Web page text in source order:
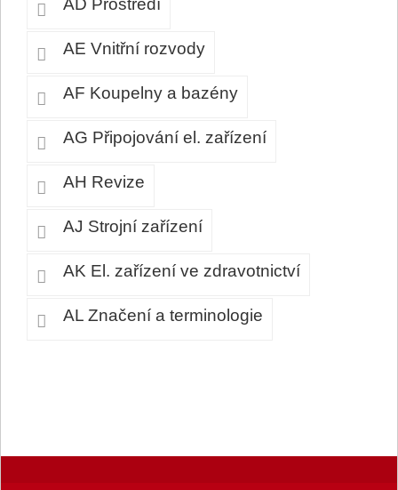
AD Prostředí
AE Vnitřní rozvody
AF Koupelny a bazény
AG Připojování el. zařízení
AH Revize
AJ Strojní zařízení
AK El. zařízení ve zdravotnictví
AL Značení a terminologie